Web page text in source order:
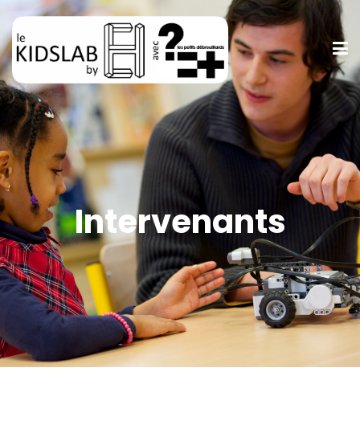
Intervenants